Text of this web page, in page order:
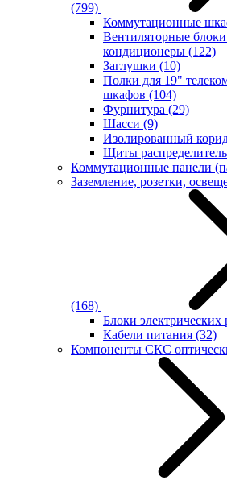
(799)
Коммутационные
Вентиляторные
кондиционеры (122)
Заглушки (10)
Полки для 19"
шкафов (104)
Фурнитура (29)
Шасси (9)
Изолированный
Щиты
Коммутационные панели
Заземление, розетки,
(168)
Блоки электрических
Кабели питания (32)
Компоненты СКС